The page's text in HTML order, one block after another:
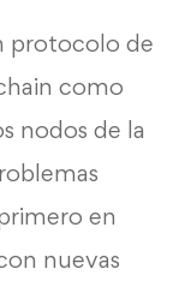
protocolo de
como
nodos de la
en
nuevas